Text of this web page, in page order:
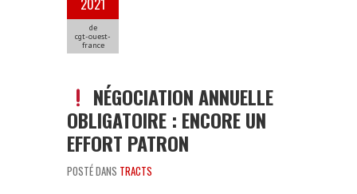
2021
de
cgt-ouest-
france
NÉGOCIATION ANNUELLE
OBLIGATOIRE : ENCORE UN
EFFORT PATRON
POSTÉ DANS TRACTS